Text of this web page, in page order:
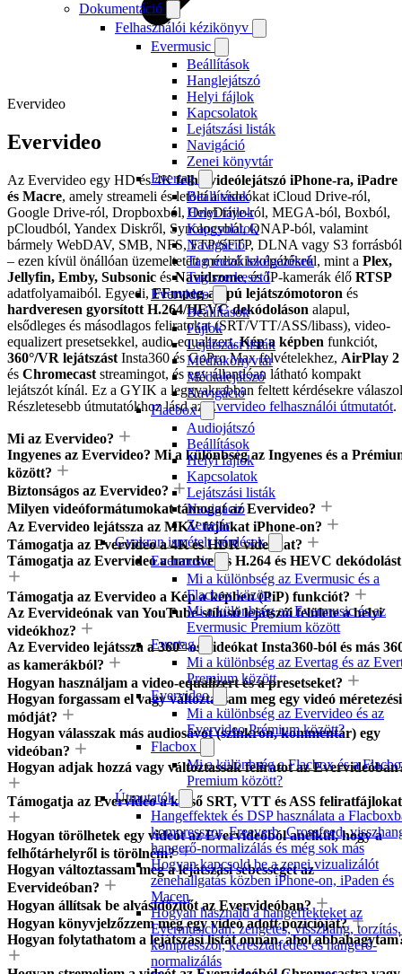
Dokumentáció
Felhasználói kézikönyv
Evermusic
Beállítások
Hanglejátszó
Helyi fájlok
Kapcsolatok
Lejátszási listák
Navigáció
Zenei könyvtár
Evertag
Beállítások
Helyi fájlok
Kapcsolatok
Navigáció
Tag mező leképezések
Tag szerkesztő
Evervideo
Beállítások
Fájlok
Lejátszási listák
Médiakönyvtár
Médialejátszó
Navigáció
Flacbox
Audiojátszó
Beállítások
Helyi fájlok
Kapcsolatok
Lejátszási listák
Navigáció
Zenetár
Gyakran ismételt kérdések
Evermusic
Mi a különbség az Evermusic és a
Flacbox között
Mi a különbség az Evermusic és az
Evermusic Premium között
Evertag
Mi a különbség az Evertag és az
Premium között
Evervideo
Mi a különbség az Evervideo és az
Evervideo Prémium között?
Flacbox
Mi a különbség a Flacbox és a
Premium között?
Útmutatók
Hangeffektek és DSP használata a
kompresszor, Freeverb, Crossfeed,
hangerő-normalizálás és még sok más
Hogyan kapcsold be a zenei vizualizálót
zenehallgatás közben iPhone-on, iPaden és
Macen
Hogyan használd a hangeffekteket az
Evermusicban: zengetés, visszhang, torzítás,
kompresszor, keresztátfedés és hangerő-
normalizálás
Evervideo
Evervideo
Az Evervideo egy HD és 4Kfelhő videólejátszó iPhone-ra, iPadre
és Macre, amely streameli és letölti a videókat iCloud Drive-ról,
Google Drive-ról, Dropboxból, OneDrive-ról, MEGA-ból, Boxból,
pCloudból, Yandex Diskről, Synologyból, QNAP-ból, valamint
bármely WebDAV, SMB, NFS, FTP/SFTP, DLNA vagy S3 forrásból
– ezen kívül önállóan üzemeltetett médiakiszolgálókról, mint a Plex,
Jellyfin, Emby, Subsonic ésNavidrome, és IP-kamerák élő RTSP
adatfolyamaiból. Egyedi,FFmpeg-alapú lejátszómotoron és
hardveresen gyorsított H.264/HEVC dekódoláson alapul,
elsődleges és másodlagos feliratokat (SRT/VTT/ASS/libass), video-
equalizert presetsekkel, audio-equalizert,Kép a képben funkciót,
360°/VR lejátszást Insta360 és GoPro Max felvételekhez, AirPlay 2
és Chromecast streamingot, és egy állandóan látható kompakt
lejátszót kínál. Ez a GYIK a leggyakrabban feltett kérdésekre
Részletesebb útmutatókhoz lásd azEvervideo felhasználói útmutatót.
Mi az Evervideo?
Ingyenes az Evervideo? Mi a különbség az Ingyenes és a
között?
Biztonságos az Evervideo?
Milyen videóformátumokat támogat az Evervideo?
Az Evervideo lejátssza az MKV fájlokat iPhone-on?
Támogatja az Evervideo a 4K és HDR videókat?
Támogatja az Evervideo a hardveres H.264 és HEVC
Támogatja az Evervideo a Kép a képben (PiP) funkciót?
Az Evervideónak van YouTube-stílusú lejátszói felülete a helyi
videókhoz?
Az Evervideo lejátssza a 360°-os videókat Insta360-ból és más
as kamerákból?
Hogyan használjam a video-equalizert és a presetseket?
Hogyan forgassam el vagy változtassam meg egy videó méretezési
módját?
Hogyan válasszak más audiosávot (szinkron, kommentár) egy
videóban?
Hogyan adjak hozzá vagy változtassak feliratot az
Támogatja az Evervideo a külső SRT, VTT és ASS
Hogyan törölhetek egy videót az Evervideóból anélkül, hogy a
felhőtárhelyről is törölném?
Hogyan változtassam meg a lejátszási sebességet az
Evervideóban?
Hogyan állítsak be alvásidőzítőt az Evervideóban?
Hogyan könyvjelzőzzem meg egy videó adott pozícióját?
Hogyan folytathatom a lejátszási listát onnan, ahol